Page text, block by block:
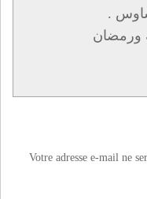
.
ورمضان
Votre adresse e-mail ne